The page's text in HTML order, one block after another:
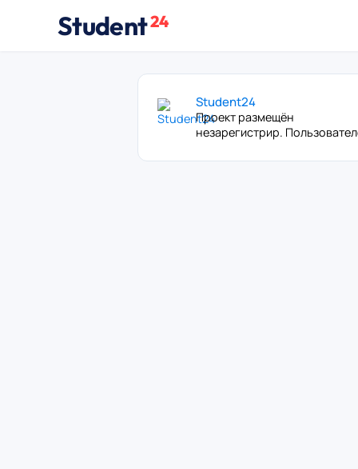
Student24
Student24
Проект размещён
незарегистрир.